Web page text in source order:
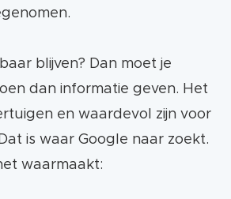
blijven? Dan moet je
dan informatie geven. Het
en waardevol zijn voor
is waar Google naar zoekt.
waarmaakt: